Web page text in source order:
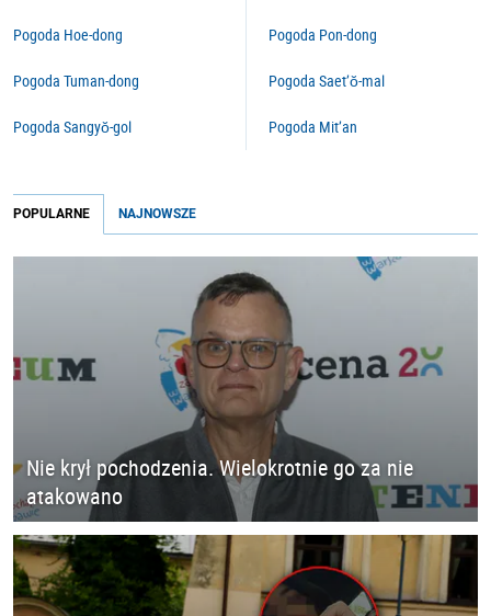
Pogoda Hoe-dong
Pogoda Tuman-dong
Pogoda Sangyŏ-gol
Pogoda Pon-dong
Pogoda Saet’ŏ-mal
Pogoda Mit’an
POPULARNE NAJNOWSZE
Nie krył pochodzenia. Wielokrotnie go za nie
atakowano